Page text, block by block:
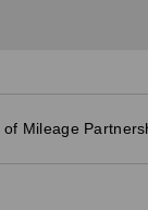
of Mileage